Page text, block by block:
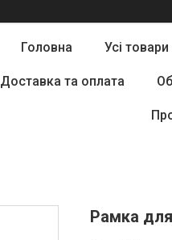
Головна Усі товари
Доставка та оплата
Рамка для